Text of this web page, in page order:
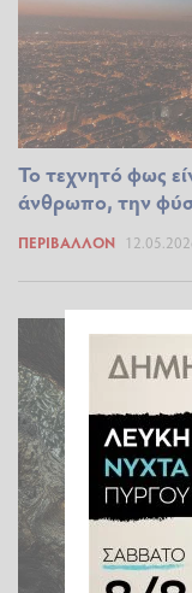
Το τεχνητό φως
άνθρωπο, την
ΠΕΡΙΒΆΛΛΟΝ